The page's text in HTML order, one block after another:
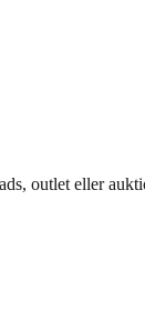
outlet eller